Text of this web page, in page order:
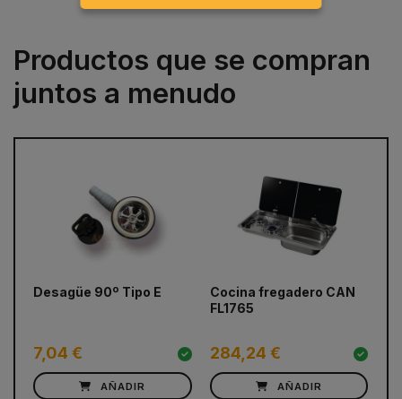
Productos que se compran
juntos a menudo
Desagüe 90º Tipo E
7,04 €
AÑADIR
Cocina fregadero CAN
FL1765
284,24 €
AÑADIR